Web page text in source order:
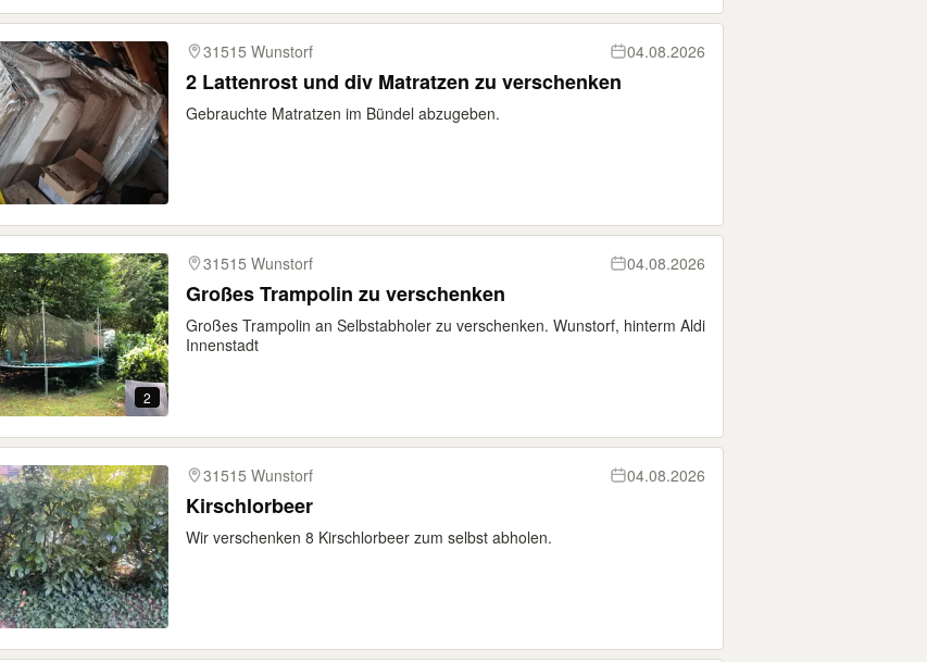
31515 Wunstorf 04.08.2026
2 Lattenrost und div Matratzen zu verschenken
Gebrauchte Matratzen im Bündel abzugeben.
2
31515 Wunstorf 04.08.2026
Großes Trampolin zu verschenken
Großes Trampolin an Selbstabholer zu verschenken. Wunstorf, hinterm Aldi
Innenstadt
31515 Wunstorf 04.08.2026
Kirschlorbeer
Wir verschenken 8 Kirschlorbeer zum selbst abholen.